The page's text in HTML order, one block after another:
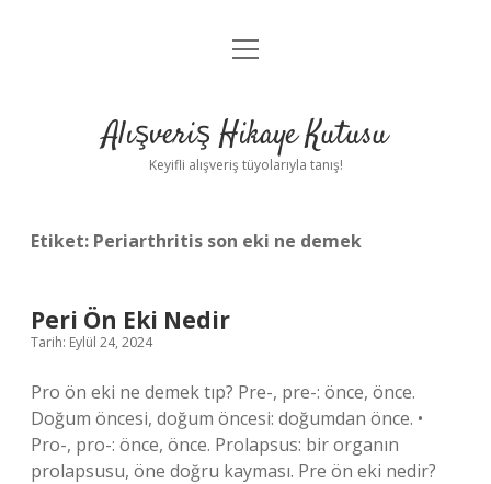
Anasayfa
Yasal Uyarı
menüyü
Alışveriş Hikaye Kutusu
Keyifli alışveriş tüyolarıyla tanış!
Etiket: Periarthritis son eki ne demek
Peri Ön Eki Nedir
Tarih: Eylül 24, 2024
Pro ön eki ne demek tıp? Pre-, pre-: önce, önce.
Doğum öncesi, doğum öncesi: doğumdan önce. •
Pro-, pro-: önce, önce. Prolapsus: bir organın
prolapsusu, öne doğru kayması. Pre ön eki nedir?